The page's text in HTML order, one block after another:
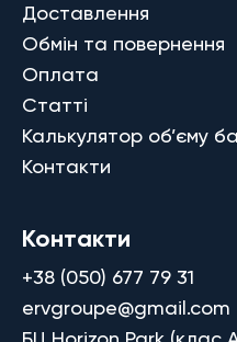
Доставлення
Обмін та повернення
Оплата
Статті
Калькулятор об’єму
Контакти
Контакти
+38 (050) 677 79 31
ervgroupe@gmail.com